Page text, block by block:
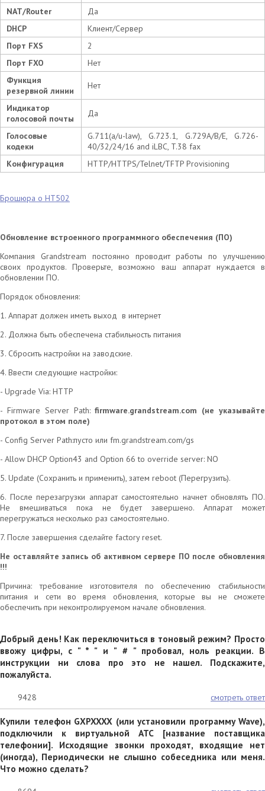
NAT/Router
Да
DHCP
Клиент/Сервер
Порт FXS
2
Порт FXO
Нет
Функция
резервной линии
Нет
Индикатор
голосовой почты
Да
Голосовые
кодеки
G.711(a/u-law), G.723.1, G.729A/B/E, G.726-
40/32/24/16 and iLBC, T.38 fax
Конфигурация
HTTP/HTTPS/Telnet/TFTP Provisioning
Брошюра о НТ502
Обновление встроенного программного обеспечения (ПО)
Компания Grandstream постоянно проводит работы по улучшению
своих продуктов. Проверьте, возможно ваш аппарат нуждается в
обновлении ПО.
Порядок обновления:
1. Аппарат должен иметь выход в интернет
2. Должна быть обеспечена стабильность питания
3. Сбросить настройки на заводские.
4. Ввести следующие настройки:
- Upgrade Via: HTTP
- Firmware Server Path:firmware.grandstream.com (не указывайте
протокол в этом поле)
- Config Server Path:пусто или fm.grandstream.com/gs
- Allow DHCP Option43 and Option 66 to override server: NO
5. Update (Сохранить и применить), затем reboot (Перегрузить).
6. После перезагрузки аппарат самостоятельно начнет обновлять ПО.
Не вмешиваться пока не будет завершено. Аппарат может
перегружаться несколько раз самостоятельно.
7. После завершения сделайте factory reset.
Не оставляйте запись об активном сервере ПО после обновления
!!!
Причина: требование изготовителя по обеспечению стабильности
питания и сети во время обновления, которые вы не сможете
обеспечить при неконтролируемом начале обновления.
Добрый день! Как переключиться в тоновый режим? Просто
ввожу цифры, с " * " и " # " пробовал, ноль реакции. В
инструкции ни слова про это не нашел. Подскажите,
пожалуйста.
9428 смотреть ответ
Купили телефон GXPXXXX (или установили программу Wave),
подключили к виртуальной АТС [название поставщика
телефонии]. Исходящие звонки проходят, входящие нет
(иногда), Периодически не слышно собеседника или меня.
Что можно сделать?